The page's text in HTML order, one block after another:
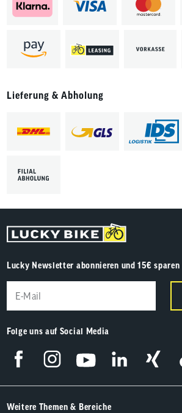
Lieferung & Abholung
Lucky Newsletter abonnieren und 15€ sparen
Folge uns auf Social Media
Weitere Themen & Bereiche